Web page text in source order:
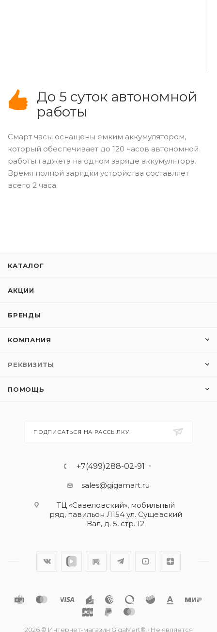
До 5 суток автономной
работы
Смарт часы оснащены емким аккумулятором,
который обеспечивает до 120 часов автономной
работы гаджета на одном заряде аккумулятора.
Время полной зарядки устройства составляет
всего 2 часа.
КАТАЛОГ
АКЦИИ
БРЕНДЫ
КОМПАНИЯ
РЕКВИЗИТЫ
ПОМОЩЬ
ПОДПИСАТЬСЯ НА РАССЫЛКУ
+7(499)288-02-91
sales@gigamart.ru
ТЦ «Савеловский», мобильный
ряд, павильон Л154 ул. Сущевский
Вал, д. 5, стр. 12
2026 © Интернет-магазин GigaMart® • Не является